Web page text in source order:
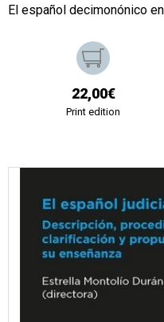
El español decimonónico
22,00€
Print edition